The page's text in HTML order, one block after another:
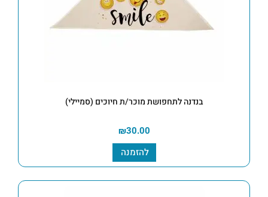
בנדנה לתחפושת מוכר/ת חיוכים (סמיילי)
₪30.00
להזמנה